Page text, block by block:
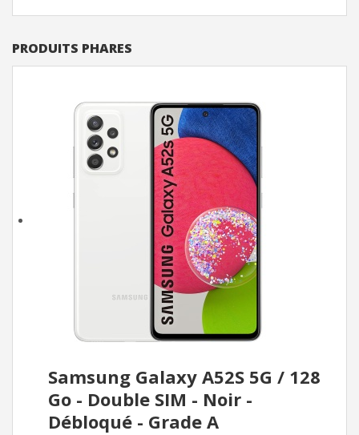
PRODUITS PHARES
Samsung Galaxy A52S 5G / 128
Go - Double SIM - Noir -
Débloqué - Grade A